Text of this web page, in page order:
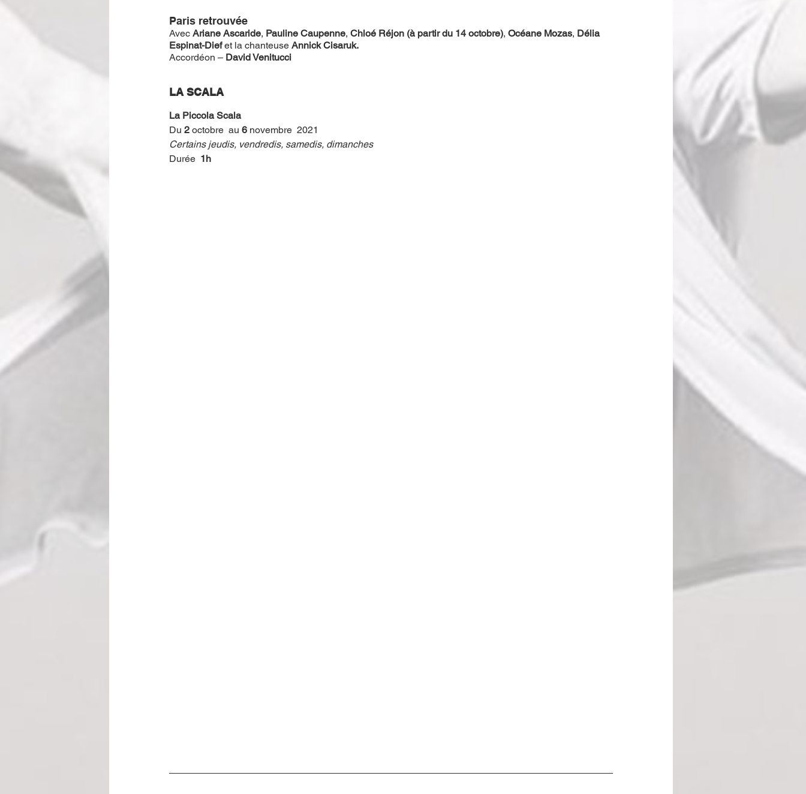
Paris retrouvée
Avec Ariane Ascaride, Pauline Caupenne, Chloé Réjon (à partir du 14 octobre), Océane Mozas, Délia
Espinat-Dief et la chanteuse Annick Cisaruk.
Accordéon – David Venitucci
LA SCALA
La Piccola Scala
Du 2 octobre  au 6 novembre  2021
Certains jeudis, vendredis, samedis, dimanches
Durée 1h